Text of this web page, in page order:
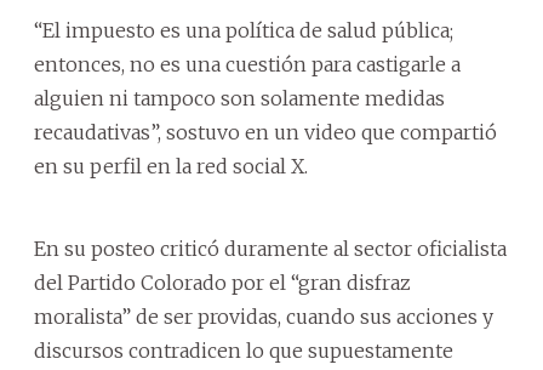
“El impuesto es una política de salud pública;
entonces, no es una cuestión para castigarle a
alguien ni tampoco son solamente medidas
recaudativas”, sostuvo en un video que compartió
en su perfil en la red social X.
En su posteo criticó duramente al sector oficialista
del Partido Colorado por el “gran disfraz
moralista” de ser providas, cuando sus acciones y
discursos contradicen lo que supuestamente